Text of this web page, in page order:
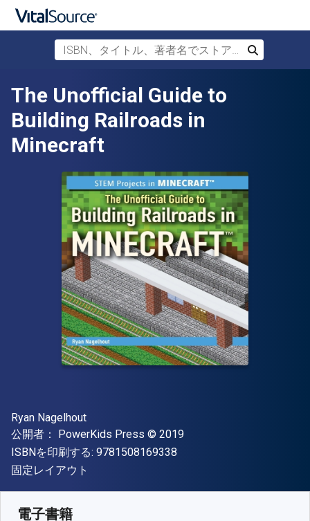
メインコンテンツへスキップ
ISBN、タイトル、著者名でストアを検索
検索
The Unofficial Guide to
Building Railroads in
Minecraft
著者
Ryan Nagelhout
出版社
公開者： PowerKids Press 著作権
© 2019
ISBNを印刷する: 9781508169338
形式
固定レイアウト
電子書籍